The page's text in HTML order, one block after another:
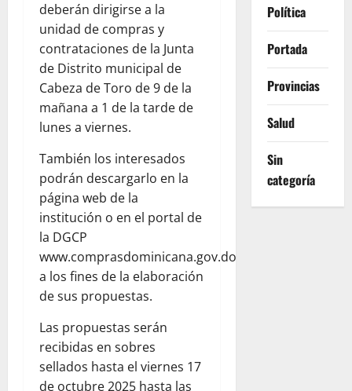
deberán dirigirse a la
unidad de compras y
contrataciones de la Junta
de Distrito municipal de
Cabeza de Toro de 9 de la
mañana a 1 de la tarde de
lunes a viernes.
También los interesados
podrán descargarlo en la
página web de la
institución o en el portal de
la DGCP
www.comprasdominicana.gov.do
a los fines de la elaboración
de sus propuestas.
Las propuestas serán
recibidas en sobres
sellados hasta el viernes 17
de octubre 2025 hasta las
Política
Portada
Provincias
Salud
Sin
categoría